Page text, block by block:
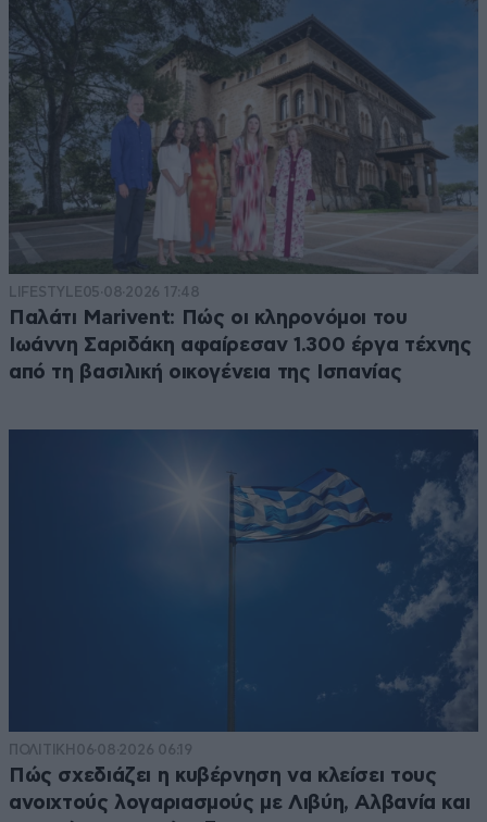
LIFESTYLE05·08·2026 17:48
Παλάτι Marivent: Πώς οι κληρονόμοι του
Ιωάννη Σαριδάκη αφαίρεσαν 1.300 έργα τέχνης
από τη βασιλική οικογένεια της Ισπανίας
ΠΟΛΙΤΙΚΗ 06·08·2026 06:19
Πώς σχεδιάζει η κυβέρνηση να κλείσει τους
ανοιχτούς λογαριασμούς με Λιβύη, Αλβανία και